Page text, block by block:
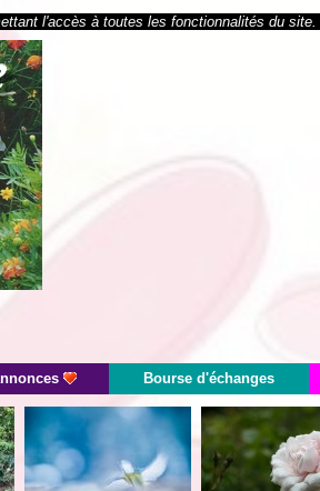
l'accès à toutes les fonctionnalités du site.
Bourse d'échanges